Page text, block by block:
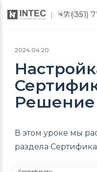
Курсы
+7 (351)
2024.04.20
Решение
В этом уроке мы
раздела